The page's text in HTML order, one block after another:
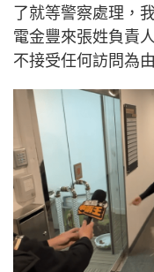
了就等警察處理，
電金豐來張姓負責
不接受任何訪問為